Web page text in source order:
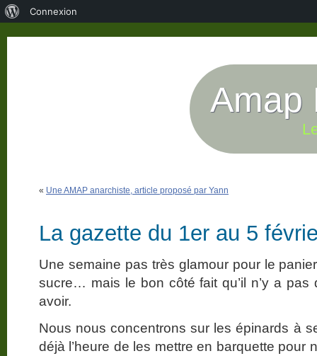
Amap
« Une AMAP anarchiste, article proposé par Yann
La gazette du 1er au 5
Une semaine pas très glamour pour le
sucre… mais le bon côté fait qu’il n’y a
avoir.
Nous nous concentrons sur les épinards à
déjà l’heure de les mettre en barquette pour
Connexion